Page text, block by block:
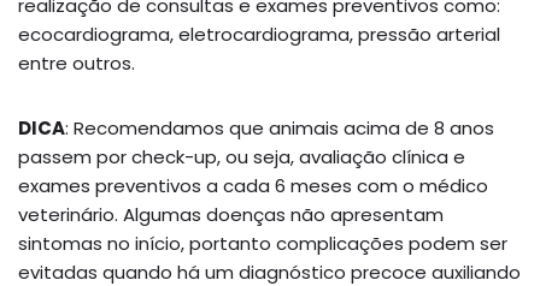
realização de consultas e exames preventivos como:
ecocardiograma, eletrocardiograma, pressão arterial
entre outros.
DICA: Recomendamos que animais acima de 8 anos
passem por check-up, ou seja, avaliação clínica e
exames preventivos a cada 6 meses com o médico
veterinário. Algumas doenças não apresentam
sintomas no início, portanto complicações podem ser
evitadas quando há um diagnóstico precoce auxiliando